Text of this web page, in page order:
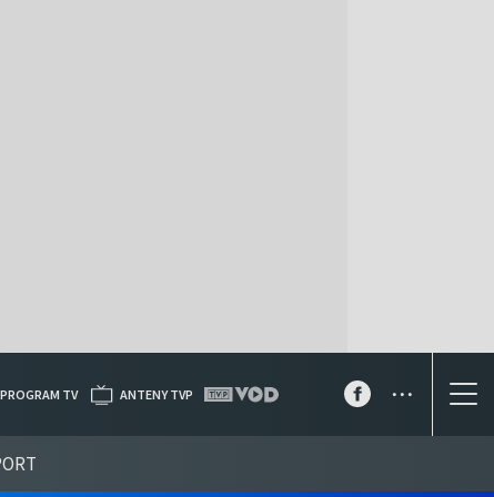
PROGRAM TV ANTENY TVP ...